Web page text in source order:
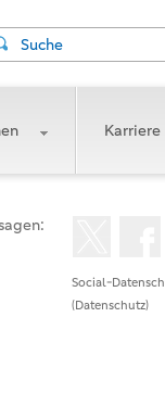
Suche
Karriere
Social-
(Datenschutz)